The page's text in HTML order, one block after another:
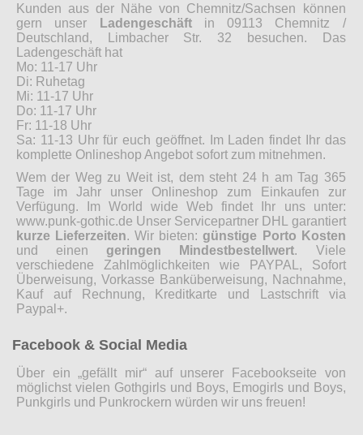
Kunden aus der Nähe von Chemnitz/Sachsen können
gern unser
Ladengeschäftin 09113 Chemnitz /
Deutschland, Limbacher Str. 32 besuchen. Das
Ladengeschäft hat
Mo: 11-17 Uhr
Di: Ruhetag
Mi: 11-17 Uhr
Do: 11-17 Uhr
Fr: 11-18 Uhr
Sa: 11-13 Uhr für euch geöffnet. Im Laden findet Ihr das
komplette Onlineshop Angebot sofort zum mitnehmen.
Wem der Weg zu Weit ist, dem steht 24 h am Tag 365
Tage im Jahr unser Onlineshop zum Einkaufen zur
Verfügung. Im World wide Web findet Ihr uns unter:
www.punk-gothic.de Unser Servicepartner DHL garantiert
kurze Lieferzeiten. Wir bieten:günstige Porto Kosten
und einengeringen Mindestbestellwert. Viele
verschiedene Zahlmöglichkeiten wie PAYPAL, Sofort
Überweisung, Vorkasse Banküberweisung, Nachnahme,
Kauf auf Rechnung, Kreditkarte und Lastschrift via
Paypal+.
Facebook & Social Media
Über ein „gefällt mir“ auf unserer Facebookseite von
möglichst vielen Gothgirls und Boys, Emogirls und Boys,
Punkgirls und Punkrockern würden wir uns freuen!